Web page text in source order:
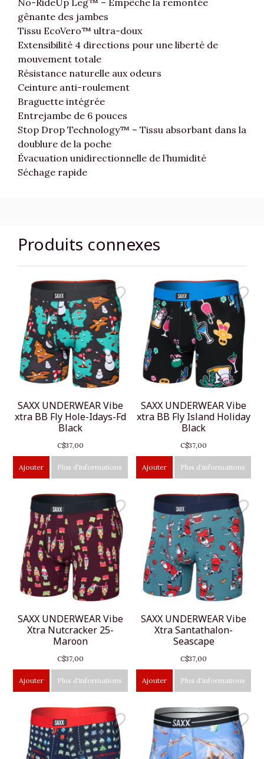
No-RideUp Leg™ – Empêche la remontée
gênante des jambes
Tissu EcoVero™ ultra-doux
Extensibilité 4 directions pour une liberté de
mouvement totale
Résistance naturelle aux odeurs
Ceinture anti-roulement
Braguette intégrée
Entrejambe de 6 pouces
Stop Drop Technology™ – Tissu absorbant dans la
doublure de la poche
Évacuation unidirectionnelle de l’humidité
Séchage rapide
Produits connexes
SAXX UNDERWEAR Vibe
xtra BB Fly Hole-Idays-Fd
Black
C$37,00
Ajouter Plus d'informations
SAXX UNDERWEAR Vibe
xtra BB Fly Island Holiday
Black
C$37,00
Ajouter Plus d'informations
SAXX UNDERWEAR Vibe
Xtra Nutcracker 25-
Maroon
C$37,00
Ajouter Plus d'informations
SAXX UNDERWEAR Vibe
Xtra Santathalon-
Seascape
C$37,00
Ajouter Plus d'informations